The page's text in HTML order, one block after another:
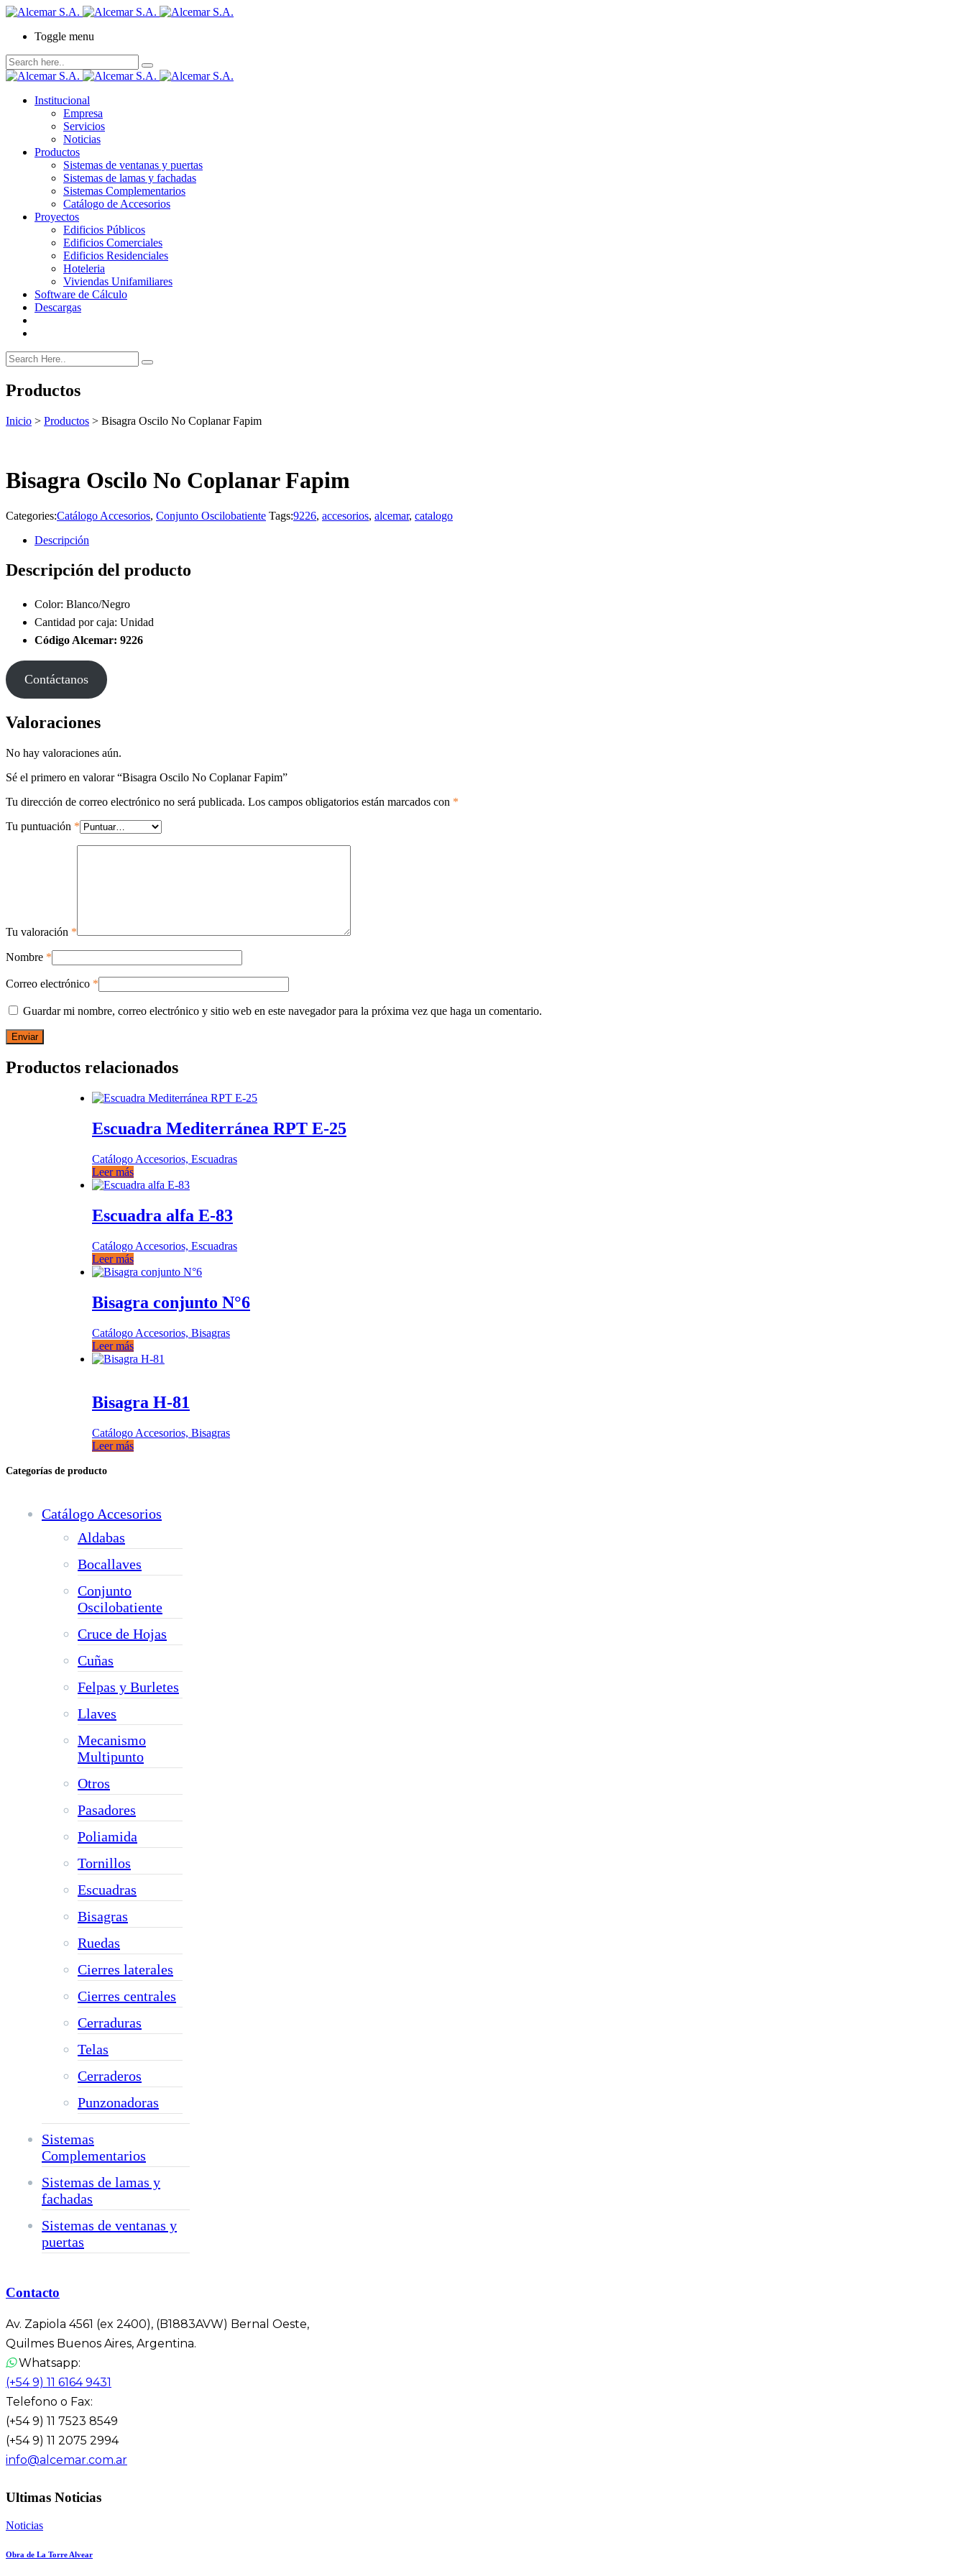
Toggle menu
Institucional
Empresa
Servicios
Noticias
Productos
Sistemas de ventanas y puertas
Sistemas de lamas y fachadas
Sistemas Complementarios
Catálogo de Accesorios
Proyectos
Edificios Públicos
Edificios Comerciales
Edificios Residenciales
Hoteleria
Viviendas Unifamiliares
Software de Cálculo
Descargas
Productos
Inicio > Productos > Bisagra Oscilo No Coplanar Fapim
Bisagra Oscilo No Coplanar Fapim
Categories:Catálogo Accesorios, Conjunto Oscilobatiente Tags:9226, accesorios, alcemar, catalogo
Descripción
Descripción del producto
Color: Blanco/Negro
Cantidad por caja: Unidad
Código Alcemar: 9226
Contáctanos
Valoraciones
No hay valoraciones aún.
Sé el primero en valorar “Bisagra Oscilo No Coplanar Fapim”
Tu dirección de correo electrónico no será publicada. Los campos obligatorios están marcados con *
Tu puntuación *
Tu valoración *
Nombre *
Correo electrónico *
Guardar mi nombre, correo electrónico y sitio web en este navegador para la próxima vez que haga un comentario.
Productos relacionados
Escuadra Mediterránea RPT E-25
Catálogo Accesorios, Escuadras
Leer más
Escuadra alfa E-83
Catálogo Accesorios, Escuadras
Leer más
Bisagra conjunto N°6
Catálogo Accesorios, Bisagras
Leer más
Bisagra H-81
Catálogo Accesorios, Bisagras
Leer más
Categorías de producto
Catálogo Accesorios
Aldabas
Bocallaves
Conjunto
Oscilobatiente
Cruce de Hojas
Cuñas
Felpas y Burletes
Llaves
Mecanismo
Multipunto
Otros
Pasadores
Poliamida
Tornillos
Escuadras
Bisagras
Ruedas
Cierres laterales
Cierres centrales
Cerraduras
Telas
Cerraderos
Punzonadoras
Sistemas
Complementarios
Sistemas de lamas y
fachadas
Sistemas de ventanas y
puertas
Contacto
Av. Zapiola 4561 (ex 2400), (B1883AVW) Bernal Oeste,
Quilmes Buenos Aires, Argentina.
Whatsapp:
(+54 9) 11 6164 9431
Telefono o Fax:
(+54 9) 11 7523 8549
(+54 9) 11 2075 2994
info@alcemar.com.ar
Ultimas Noticias
Noticias
Obra de La Torre Alvear